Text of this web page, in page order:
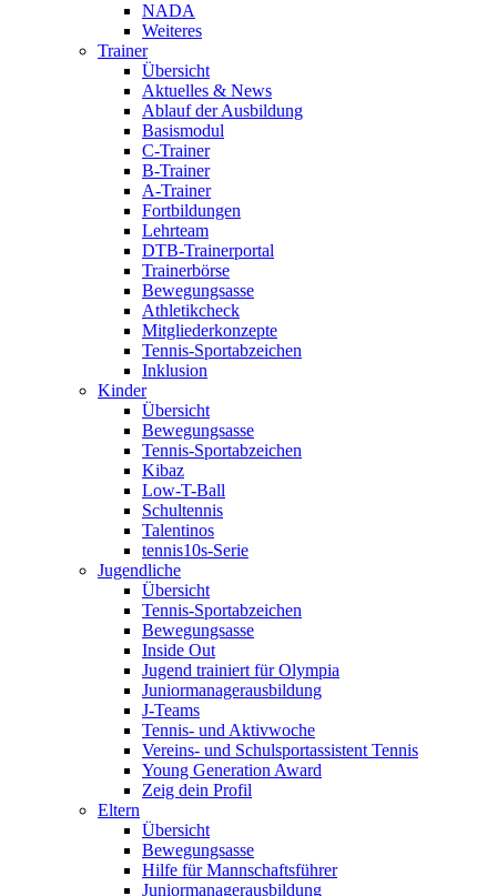
NADA
Weiteres
Trainer
Übersicht
Aktuelles & News
Ablauf der Ausbildung
Basismodul
C-Trainer
B-Trainer
A-Trainer
Fortbildungen
Lehrteam
DTB-Trainerportal
Trainerbörse
Bewegungsasse
Athletikcheck
Mitgliederkonzepte
Tennis-Sportabzeichen
Inklusion
Kinder
Übersicht
Bewegungsasse
Tennis-Sportabzeichen
Kibaz
Low-T-Ball
Schultennis
Talentinos
tennis10s-Serie
Jugendliche
Übersicht
Tennis-Sportabzeichen
Bewegungsasse
Inside Out
Jugend trainiert für Olympia
Juniormanagerausbildung
J-Teams
Tennis- und Aktivwoche
Vereins- und Schulsportassistent Tennis
Young Generation Award
Zeig dein Profil
Eltern
Übersicht
Bewegungsasse
Hilfe für Mannschaftsführer
Juniormanagerausbildung